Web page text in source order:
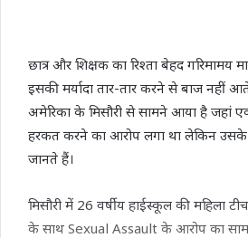
छात्र और शिक्षक का रिश्ता बेहद गरिमामय
इसकी मर्यादा तार-तार करने से बाज नहीं
अमेरिका के मिसौरी से सामने आया है जहां
हरकत करने का आरोप लगा था लेकिन
जानते हैं।
मिसौरी में 26 वर्षीय हाईस्कूल की महिला
के साथ Sexual Assault के आरोप का